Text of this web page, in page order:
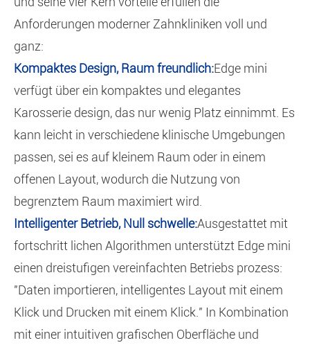
Anforderungen moderner Zahnkliniken voll und
ganz:
Kompaktes Design, Raum freundlich:Edge mini
verfügt über ein kompaktes und elegantes
Karosserie design, das nur wenig Platz einnimmt. Es
kann leicht in verschiedene klinische Umgebungen
passen, sei es auf kleinem Raum oder in einem
offenen Layout, wodurch die Nutzung von
begrenztem Raum maximiert wird.
Intelligenter Betrieb, Null schwelle:Ausgestattet mit
fortschritt lichen Algorithmen unterstützt Edge mini
einen dreistufigen vereinfachten Betriebs prozess:
"Daten importieren, intelligentes Layout mit einem
Klick und Drucken mit einem Klick." In Kombination
mit einer intuitiven grafischen Oberfläche und